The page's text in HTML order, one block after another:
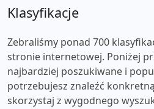
Klasyfikacje
Zebraliśmy ponad 700
stronie internetowej. Poniżej
najbardziej poszukiwane i
potrzebujesz znaleźć
skorzystaj z wygodnego